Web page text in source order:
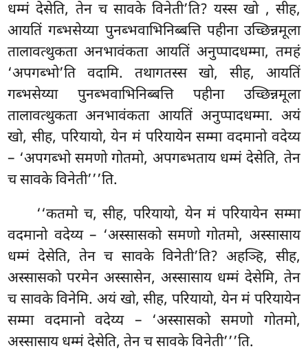
धम्मं देसेति, तेन च सावके विनेती’ति? यस्स खो , सीह,
आयतिं गब्भसेय्या पुनब्भवाभिनिब्बत्ति पहीना उच्छिन्नमूला
तालावत्थुकता अनभावंकता आयतिं अनुप्पादधम्मा, तमहं
‘अपगब्भो’ति वदामि. तथागतस्स खो, सीह, आयतिं
गब्भसेय्या पुनब्भवाभिनिब्बत्ति पहीना उच्छिन्नमूला
तालावत्थुकता अनभावंकता आयतिं अनुप्पादधम्मा. अयं
खो, सीह, परियायो, येन मं परियायेन सम्मा वदमानो वदेय्य
– ‘अपगब्भो समणो गोतमो, अपगब्भताय धम्मं देसेति, तेन
च सावके विनेती’’’ति.
‘‘कतमो च, सीह, परियायो, येन मं परियायेन सम्मा
वदमानो वदेय्य – ‘अस्सासको समणो गोतमो, अस्सासाय
धम्मं देसेति, तेन च सावके विनेती’ति? अहञ्हि, सीह,
अस्सासकोपरमेन अस्सासेन, अस्सासाय धम्मं देसेमि, तेन
च सावके विनेमि. अयं खो, सीह, परियायो, येन मं परियायेन
सम्मा वदमानो वदेय्य – ‘अस्सासको समणो गोतमो,
अस्सासाय धम्मं देसेति, तेन च सावके विनेती’’’ति.